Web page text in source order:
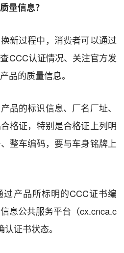
量信息？
新过程中，消费者可以通过
CCC认证情况、关注官方发
品的质量信息。
品的标识信息、厂名厂址、
格证，特别是合格证上列明
整车编码，要与车身铭牌上
产品所标明的CCC证书编
息公共服务平台（cx.cnca.c
证书状态。